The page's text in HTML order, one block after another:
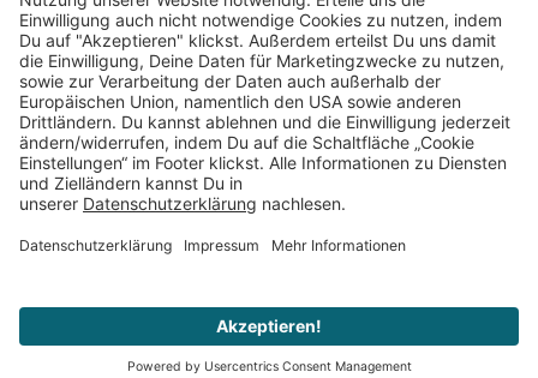
Mitglied im:
Impressum AGB Widerrufsbelehrung
Vertrag widerrufen
© 2008–2026 Monsterzeug. Alle Rechte vorbehalten.